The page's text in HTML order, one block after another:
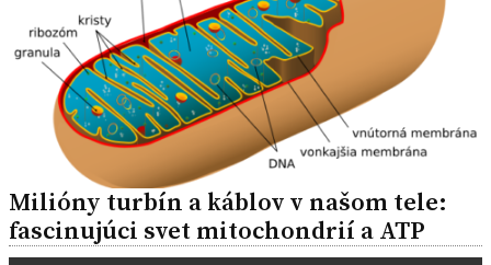
Milióny turbín a káblov v našom tele:
fascinujúci svet mitochondrií a ATP